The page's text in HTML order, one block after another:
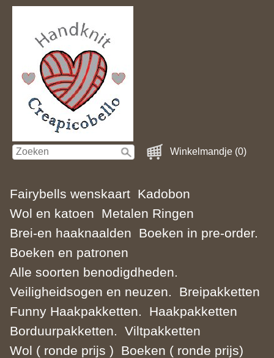
Winkelmandje (0)
Fairybells wenskaart Kadobon
Wol en katoen
Metalen Ringen
Brei-en haaknaalden
Boeken in pre-order.
Boeken en patronen
Alle soorten benodigdheden.
Veiligheidsogen en neuzen.
Breipakketten
Funny Haakpakketten.
Haakpakketten
Borduurpakketten.
Viltpakketten
Wol ( ronde prijs )
Boeken ( ronde prijs)